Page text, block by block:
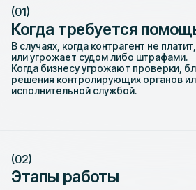
(01)
Когда требуется
В случаях, когда контрагент не
или угрожает судом либо штрафами.​
Когда бизнесу угрожают проверки,
решения контролирующих органов
исполнительной службой.​
(02)
Этапы работы